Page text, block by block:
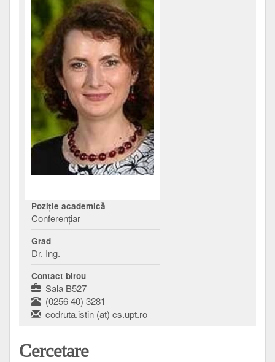
Poziţie academică
Conferenţiar
Grad
Dr. Ing.
Contact birou
Sala B527
(0256 40) 3281
codruta.istin (at) cs.upt.ro
Cercetare